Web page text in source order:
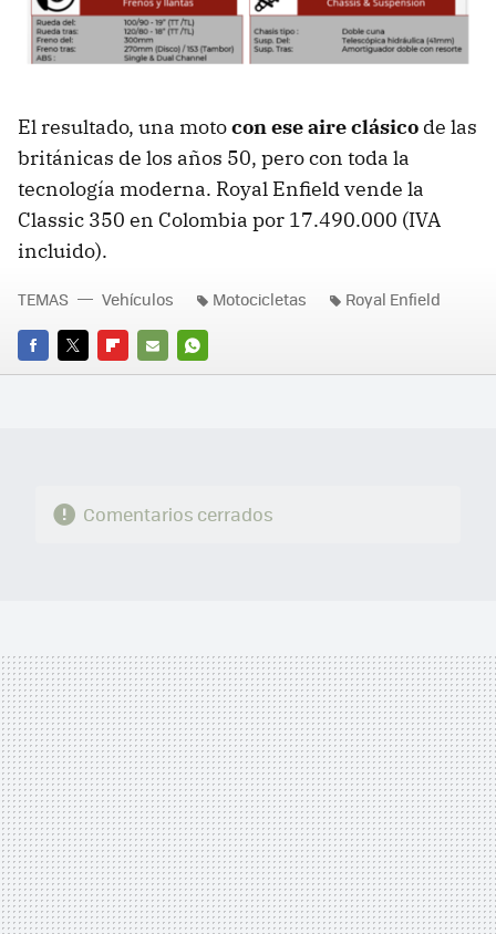
El resultado, una motocon ese aire clásico de las
británicas de los años 50, pero con toda la
tecnología moderna. Royal Enfield vende la
Classic 350 en Colombia por 17.490.000 (IVA
incluido).
FACEBOOK
TWITTERFLIPBOARD
E-
WHATSAPP
TEMAS Vehículos Motocicletas Royal Enfield
Comentarios cerrados